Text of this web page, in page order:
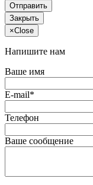
Отправить
Закрыть
×Close
Напишите нам
Ваше имя
E-mail*
Телефон
Ваше сообщение